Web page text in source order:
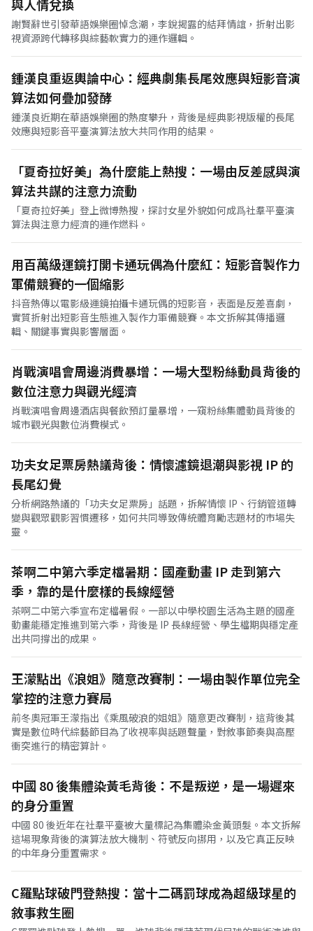
與人情兌換
謝賢辭世引發華語娛樂圈悼念潮，李銳揭露的結拜情誼，折射出影
視資源跨代轉移與綜藝軟實力的運作邏輯。
鍾漢良重返輿論中心：經典劇集長尾效應與短影音演
算法如何疊加發酵
鍾漢良近期在華語娛樂圈的熱度攀升，背後是經典影視版權的長尾
效應與短影音平臺演算法放大共同作用的結果。
「夏奇拉好美」為什麼能上熱搜：一場由反差感與演
算法共謀的注意力流動
「夏奇拉好美」登上微博熱搜，探討女星外貌如何成爲社羣平臺演
算法與注意力經濟的運作燃料。
用百萬級運鏡打開卡通玩偶為什麼紅：短影音製作力
軍備競賽的一個縮影
抖音熱傳以電影級運鏡拍攝卡通玩偶的短影音，表面是反差喜劇，
實質折射出短影音生態進入製作力軍備競賽。本文拆解其傳播邏
輯、關鍵事實與影響層面。
肖戰演唱會周邊消費暴增：一場大型粉絲動員背後的
數位注意力與觀光經濟
肖戰演唱會周邊酒店與餐飲預訂量暴增，一窺粉絲集體動員背後的
城市觀光與數位消費模式。
功夫女足票房熱議背後：情懷濾鏡退潮與影視 IP 的
長尾幻覺
分析網路熱議的「功夫女足票房」話題，拆解情懷 IP、行銷管道轉
變與觀眾觀影習慣遷移，如何共同導致傳統體育勵志題材的市場失
靈。
茶啊二中第六季定檔暑期：國產動畫 IP 走到第六
季，靠的是什麼樣的長線經營
茶啊二中第六季宣布定檔暑假。一部以中學校園生活為主題的國產
動畫能穩定推進到第六季，背後是 IP 長線經營、學生檔期與穩定產
出共同撐出的成果。
王濛點出《浪姐》隨意改賽制：一場由製作單位完全
掌控的注意力賽局
前冬奧冠軍王濛指出《乘風破浪的姐姐》隨意更改賽制，這背後其
實是數位時代綜藝節目為了收視率與話題聲量，對敘事節奏與高壓
衝突進行的精密算計。
中國 80 後集體染黃毛背後：不是叛逆，是一場遲來
的身分重置
中國 80 後近年在社羣平臺被大量標記為集體染金黃頭髮。本文拆解
這場現象背後的演算法放大機制、符號反向挪用，以及它真正反映
的中年身分重置需求。
C羅點球破門登熱搜：當十二碼罰球成為超級球星的
敘事救生圈